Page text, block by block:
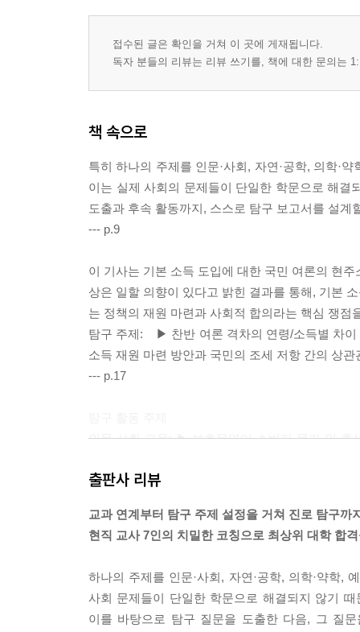
접수된 글은 확인을 거쳐 이 곳에 게재됩니다.
독자 분들의 리뷰는 리뷰 쓰기를, 책에 대한 문의는
책 속으로
특히 하나의 주제를 인문·사회, 자연·공학, 의학·
이는 실제 사회의 문제들이 단일한 학문으로 해결
도출과 후속 활동까지, 스스로 탐구 보고서를 설
--- p.9
이 기사는 기본 소득 도입에 대한 국민 여론의 현
상은 일할 의향이 있다고 밝힌 결과를 통해, 기본
는 정책의 재원 마련과 사회적 합의라는 핵심 쟁
탐구 주제: ▶ 찬반 여론 격차의 연령/소득별 차
소득 재원 마련 방안과 국민의 조세 저항 간의 상관
--- p.17
인문·사회·교육: ▶ 보호무역이 소비자 물가 및
자연 공학: ▶ 핵심 광물 공급망 재편에 따른 국내
의학·약학: ▶ 첨단 의료 기술 자립화를 위한 국가
약품 원자재 공급망 불안정성이 국민 보건에 미치
찰, ▶ 스포츠용품 시장의 보호무역 조치가 소비자
--- p.26
출판사 리뷰
교과 연계부터 탐구 주제 설정을 거쳐 진로 탐구까
현직 교사 7인의 치밀한 코칭으로 최상위 대학 합
하나의 주제를 인문·사회, 자연·공학, 의학·약학,
사회 문제들이 단일한 학문으로 해결되지 않기
이를 바탕으로 탐구 질문을 도출한 다음, 그 질